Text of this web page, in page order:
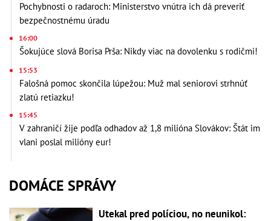
Pochybnosti o radaroch: Ministerstvo vnútra ich dá preveriť
bezpečnostnému úradu
16:00
Šokujúce slová Borisa Prša: Nikdy viac na dovolenku s rodičmi!
15:53
Falošná pomoc skončila lúpežou: Muž mal seniorovi strhnúť
zlatú retiazku!
15:45
V zahraničí žije podľa odhadov až 1,8 milióna Slovákov: Štát im
vlani poslal milióny eur!
DOMÁCE SPRÁVY
Utekal pred políciou, no neunikol: